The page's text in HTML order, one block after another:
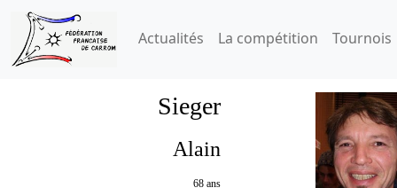
Actualités La compétition Tournois
Sieger
Alain
68 ans